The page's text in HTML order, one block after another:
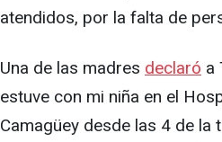
atendidos, por la falta de
Una de las madres declaró a
estuve con mi niña en el
Camagüey desde las 4 de la